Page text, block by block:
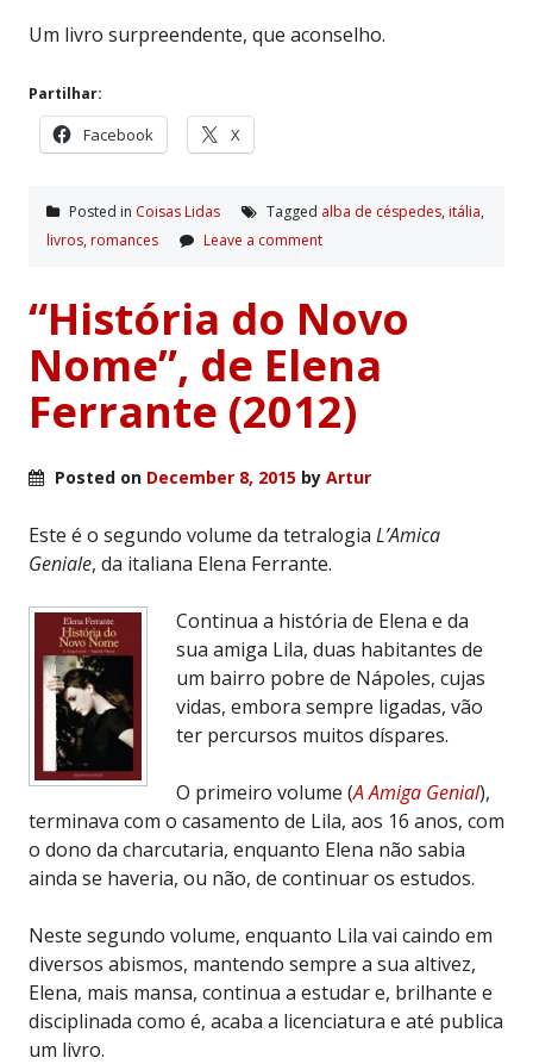
Um livro surpreendente, que aconselho.
Partilhar:
Facebook X
Posted in Coisas Lidas Tagged alba de céspedes, itália,
livros, romances Leave a comment
“História do Novo
Nome”, de Elena
Ferrante (2012)
Posted on December 8, 2015 by Artur
Este é o segundo volume da tetralogia L’Amica
Geniale, da italiana Elena Ferrante.
Continua a história de Elena e da
sua amiga Lila, duas habitantes de
um bairro pobre de Nápoles, cujas
vidas, embora sempre ligadas, vão
ter percursos muitos díspares.
O primeiro volume (A Amiga Genial),
terminava com o casamento de Lila, aos 16 anos, com
o dono da charcutaria, enquanto Elena não sabia
ainda se haveria, ou não, de continuar os estudos.
Neste segundo volume, enquanto Lila vai caindo em
diversos abismos, mantendo sempre a sua altivez,
Elena, mais mansa, continua a estudar e, brilhante e
disciplinada como é, acaba a licenciatura e até publica
um livro.